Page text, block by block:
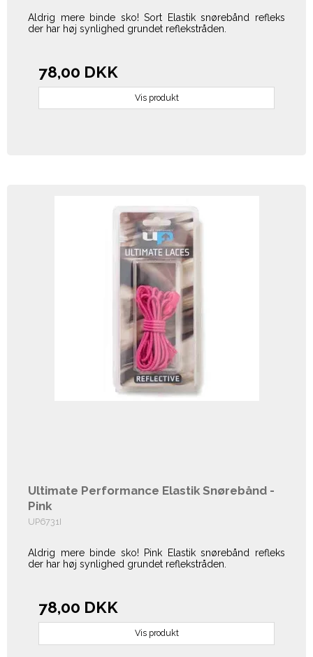
Aldrig mere binde sko! Sort Elastik snørebånd refleks
der har høj synlighed grundet reflekstråden.
78,00 DKK
Vis produkt
Ultimate Performance Elastik Snørebånd -
Pink
UP6731I
Aldrig mere binde sko! Pink Elastik snørebånd refleks
der har høj synlighed grundet reflekstråden.
78,00 DKK
Vis produkt